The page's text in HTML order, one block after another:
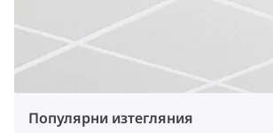
Популярни изтегляния